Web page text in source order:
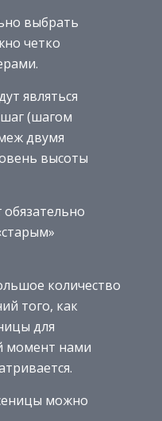
выбрать
четко
являться
(шагом
двумя
высоты
количество
того, как
для
момент нами
можно